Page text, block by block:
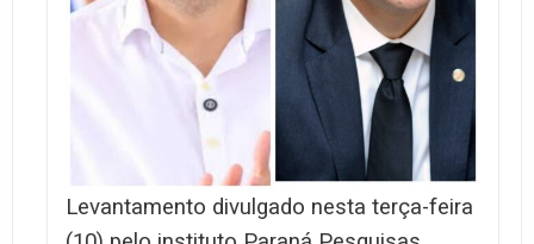
Levantamento divulgado nesta terça-feira